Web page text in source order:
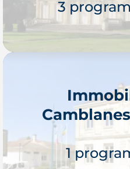
3
Je
1